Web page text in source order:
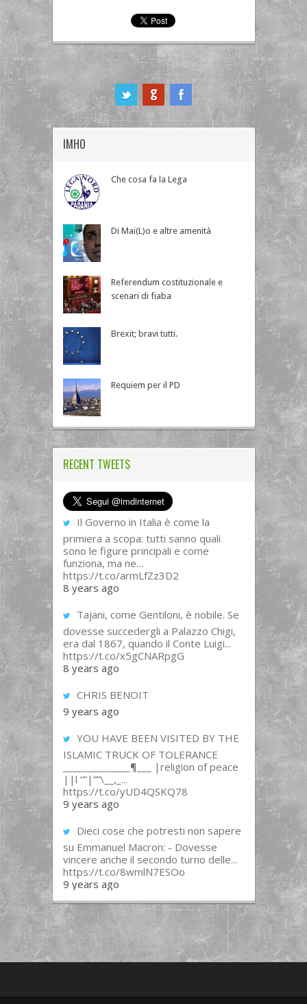
IMHO
Che cosa fa la Lega
Di Mai(L)o e altre amenità
Referendum costituzionale e
scenari di fiaba
Brexit; bravi tutti.
Requiem per il PD
RECENT TWEETS
Il Governo in Italia è come la
primiera a scopa: tutti sanno quali
sono le figure principali e come
funziona, ma ne…
https://t.co/armLfZz3D2
8 years ago
Tajani, come Gentiloni, è nobile. Se
dovesse succedergli a Palazzo Chigi,
era dal 1867, quando il Conte Luigi...
https://t.co/x5gCNARpgG
8 years ago
CHRIS BENOIT
9 years ago
YOU HAVE BEEN VISITED BY THE
ISLAMIC TRUCK OF TOLERANCE
______________¶___ |religion of peace
||l “”|””\__,_...
https://t.co/yUD4QSKQ78
9 years ago
Dieci cose che potresti non sapere
su Emmanuel Macron: - Dovesse
vincere anche il secondo turno delle...
https://t.co/8wmlN7ESOo
9 years ago